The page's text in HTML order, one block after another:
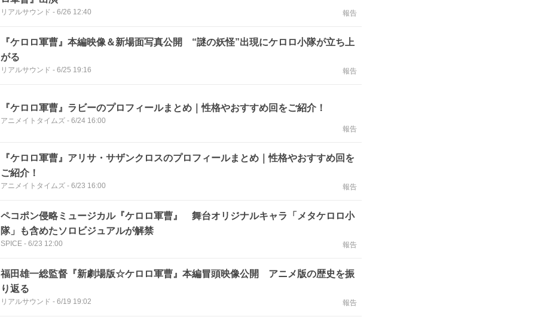
リアルサウンド - 6/26 12:40 報告
『ケロロ軍曹』本編映像＆新場面写真公開 “謎の妖怪”出現にケロロ小隊が立ち上
がる
リアルサウンド - 6/25 19:16 報告
『ケロロ軍曹』ラビーのプロフィールまとめ｜性格やおすすめ回をご紹介！
アニメイトタイムズ - 6/24 16:00
報告
『ケロロ軍曹』アリサ・サザンクロスのプロフィールまとめ｜性格やおすすめ回を
ご紹介！
アニメイトタイムズ - 6/23 16:00 報告
ペコポン侵略ミュージカル『ケロロ軍曹』 舞台オリジナルキャラ「メタケロロ小
隊」も含めたソロビジュアルが解禁
SPICE - 6/23 12:00 報告
福田雄一総監督『新劇場版☆ケロロ軍曹』本編冒頭映像公開 アニメ版の歴史を振
り返る
リアルサウンド - 6/19 19:02 報告